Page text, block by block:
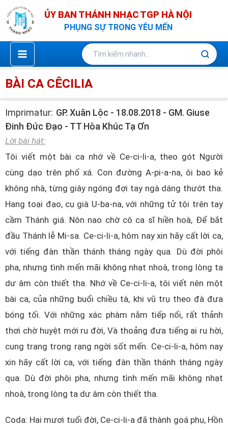
Nhảy
tới
nội
dung
ỦY BAN THÁNH NHẠC TGP HÀ NỘI
PHỤNG SỰ TRONG YÊU MẾN
BÀI CA CÊCILIA
Imprimatur: GP. Xuân Lộc - 18.08.2018 - GM. Giuse
Đinh Đức Đạo - TT Hòa Khúc Tạ Ơn
Lời bài hát:
Tôi viết một bài ca nhớ về Ce-ci-li-a, theo gót Người
cùng dạo trên phố xá. Con đường A-pi-a-na, ôi bao kẻ
không nhà, từng giây ngóng đợi tay ngà dáng thướt tha.
Hang toại đạo, cụ già U-ba-na, với những tử tội trên tay
cầm Thánh giá. Nôn nao chờ cô ca sĩ hiền hoà, Để bắt
đầu Thánh lễ Mi-sa. Ce-ci-li-a, hôm nay xin hãy cất lời ca,
với tiếng đàn thần thánh tháng ngày qua. Dù đời phôi
pha, nhưng tình mến mãi không nhạt nhoà, trong lòng ta
dư âm còn thiết tha. Nhớ về Ce-ci-li-a, tôi viết nên một
bài ca, của những buổi chiều tà, khi vũ trụ theo đà đưa
bóng tối. Với những xác phàm nằm tiếp nối, rất thảnh
thơi chờ huyệt mới ru đời, Và thoảng đưa tiếng ai ru hời,
cung trang trọng rạng ngời sốt mến. Ce-ci-li-a, hôm nay
xin hãy cất lời ca, với tiếng đàn thần thánh tháng ngày
qua. Dù đời phôi pha, nhưng tình mến mãi không nhạt
nhoà, trong lòng ta dư âm còn thiết tha.
Coda: Hai mươi tuổi đời, Ce-ci-li-a đã thành goá phụ, Hồn